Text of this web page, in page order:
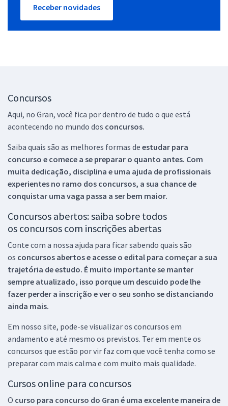
Receber novidades
Concursos
Aqui, no Gran, você fica por dentro de tudo o que está
acontecendo no mundo dos concursos.
Saiba quais são as melhores formas de estudar para
concurso e comece a se preparar o quanto antes. Com
muita dedicação, disciplina e uma ajuda de profissionais
experientes no ramo dos concursos, a sua chance de
conquistar uma vaga passa a ser bem maior.
Concursos abertos: saiba sobre todos
os concursos com inscrições abertas
Conte com a nossa ajuda para ficar sabendo quais são
os concursos abertos e acesse o edital para começar a sua
trajetória de estudo. É muito importante se manter
sempre atualizado, isso porque um descuido pode lhe
fazer perder a inscrição e ver o seu sonho se distanciando
ainda mais.
Em nosso site, pode-se visualizar os concursos em
andamento e até mesmo os previstos. Ter em mente os
concursos que estão por vir faz com que você tenha como se
preparar com mais calma e com muito mais qualidade.
Cursos online para concursos
O curso para concurso do Gran é uma excelente maneira de